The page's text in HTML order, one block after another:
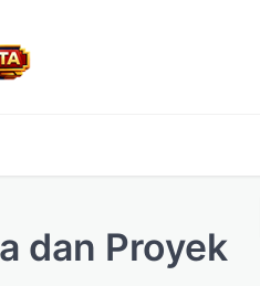
dan Proyek